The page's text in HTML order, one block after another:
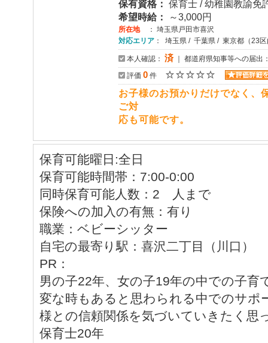
保有資格： 保育士 / 幼稚園教諭免
希望時給：
～3,000円
所在地
： 埼玉県戸田市喜沢
対応エリア ： 埼玉県 / 千葉県 / 東京都（23
本人確認： 済｜ 都道府県知事等への届出
評価 0 件
お子様のお預かりだけでなく、
ご対
応も可能です。
保育可能曜日:全日
保育可能時間帯：7:00-0:00
同時保育可能人数：2 人まで
保険への加入の有無：有り
職業：ベビーシッター
自宅の最寄り駅：喜沢二丁目（川口）
PR：
男の子22年、女の子19年の中での子育
変な時もあると思わられる中でのサポ
様との信頼関係を気づいていきたく思
保育士20年